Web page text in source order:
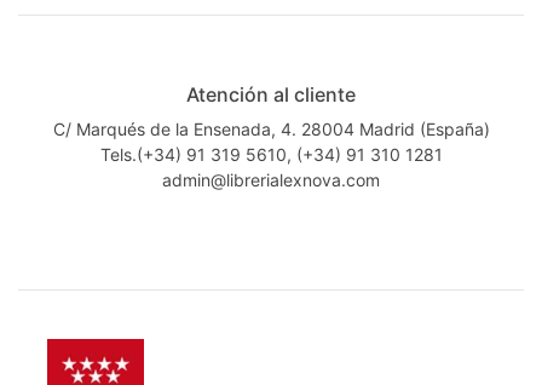
Atención al cliente
C/ Marqués de la Ensenada, 4. 28004 Madrid (España)
Tels.(+34) 91 319 5610, (+34) 91 310 1281
admin@librerialexnova.com